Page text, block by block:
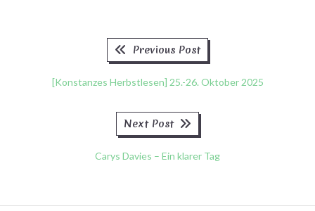
BeitragsnavigationPrevious Post
[Konstanzes Herbstlesen] 25.-26. Oktober 2025
Next Post
Carys Davies – Ein klarer Tag